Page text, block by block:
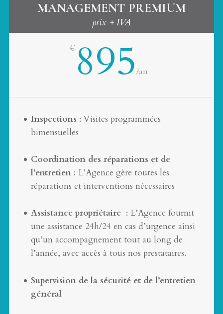
Note Google
227
MANAGEMENT PREMIUM
prix + IVA
€ 895/an
Inspections : Visites programmées
bimensuelles
Coordination des réparations et de
l’entretien: L’Agence gère toutes les
réparations et interventions nécessaires
Assistance propriétaire : L’Agence fournit
une assistance 24h/24 en cas d’urgence ainsi
qu’un accompagnement tout au long de
l’année, avec accès à tous nos prestataires.
Supervision de la sécurité et de l’entretien
général